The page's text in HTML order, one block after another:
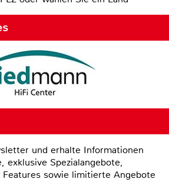
und erhalte Informationen
exklusive Spezialangebote,
Features sowie limitierte Angebote